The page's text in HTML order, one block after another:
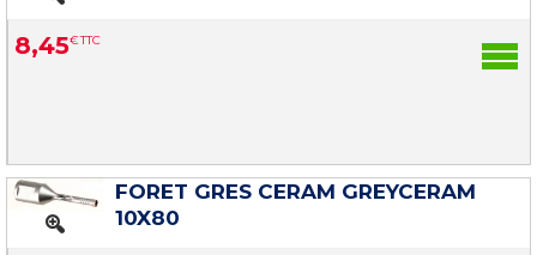
8,45€TTC
FORET GRES CERAM GREYCERAM
10X80